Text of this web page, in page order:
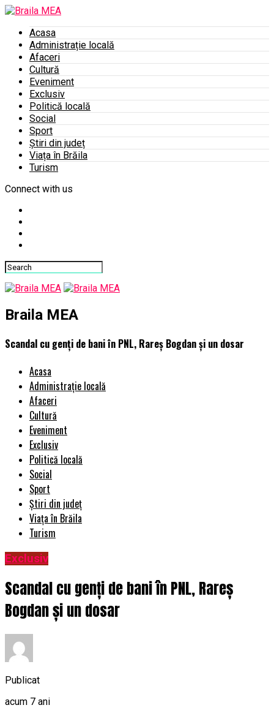
Acasa
Administrație locală
Afaceri
Cultură
Eveniment
Exclusiv
Politică locală
Social
Sport
Știri din județ
Viața în Brăila
Turism
Connect with us
Braila MEA
Scandal cu genți de bani în PNL, Rareș Bogdan și un dosar
Acasa
Administrație locală
Afaceri
Cultură
Eveniment
Exclusiv
Politică locală
Social
Sport
Știri din județ
Viața în Brăila
Turism
Exclusiv
Scandal cu genți de bani în PNL, Rareș
Bogdan și un dosar
Publicat
acum 7 ani